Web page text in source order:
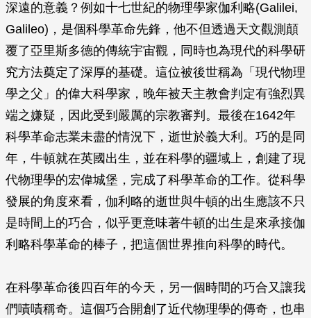
深遠的意義？例如十七世紀的物理學家伽利略(Galilei,
Galileo)，是個科學革命先鋒，他不但透過天文觀測顛
覆了亞里斯多德的傳統宇宙觀，同時也為現代的科學研
究方法奠定了深厚的基礎。這位被後世稱為「現代物理
學之父」的偉大科學家，晚年被天主教會判定有強烈異
端之嫌疑，因此受到嚴厲的宗教審判。最後在1642年
科學革命志業未盡的情況下，逝世於義大利。巧的是同
年，牛頓就在英國出生，並在科學的疆域上，創建了現
代物理學的宏偉城堡，完成了科學革命的工作。從科學
發展的角度來看，伽利略的逝世與牛頓的出生應該不只
是時間上的巧合，似乎更意味著牛頓的出生是來承接伽
利略科學革命的棒子，把這個世界推向科學的時代。
在科學革命後四百年的今天，另一個時間的巧合又讓我
們嘖嘖稱奇。這個巧合開創了近代物理學的傳奇，也串